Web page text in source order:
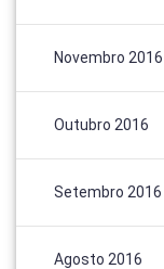
Novembro 2016
Outubro 2016
Setembro 2016
Agosto 2016